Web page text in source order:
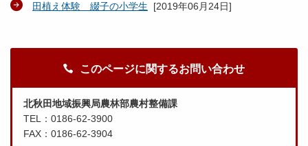
田植え体験 綴子の小学生 [2019年06月24日]
このページに関するお問い合わせ
北秋田地域振興局農林部農村整備課
TEL：0186-62-3900
FAX：0186-62-3904